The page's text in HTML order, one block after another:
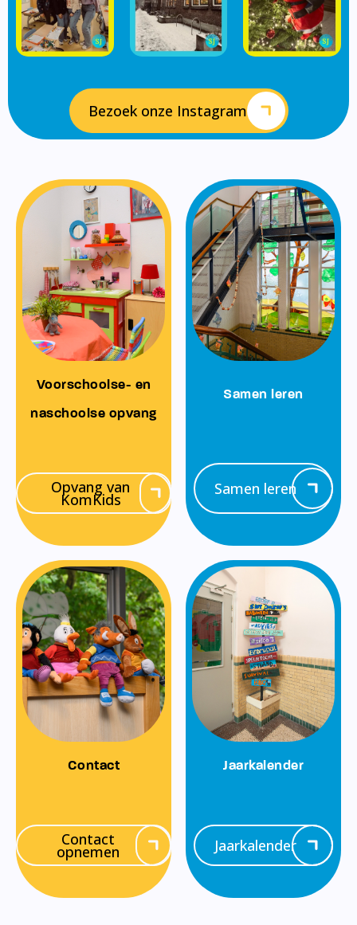
Bezoek onze Instagram
Voorschoolse- en
naschoolse opvang
Opvang van
KomKids
Samen leren
Samen leren
Contact
Contact
opnemen
Jaarkalender
Jaarkalender